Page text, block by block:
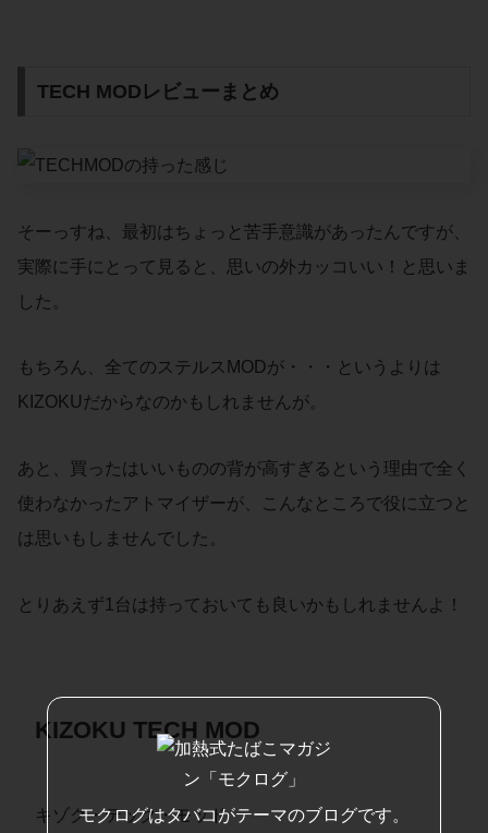
TECH MODレビューまとめ
そーっすね、最初はちょっと苦手意識があったんですが、
実際に手にとって見ると、思いの外カッコいい！と思いま
した。
もちろん、全てのステルスMODが・・・というよりは
KIZOKUだからなのかもしれませんが。
あと、買ったはいいものの背が高すぎるという理由で全く
使わなかったアトマイザーが、こんなところで役に立つと
は思いもしませんでした。
とりあえず1台は持っておいても良いかもしれませんよ！
KIZOKU TECH MOD
キゾク・テック・モッド
モクログはタバコがテーマのブログです。